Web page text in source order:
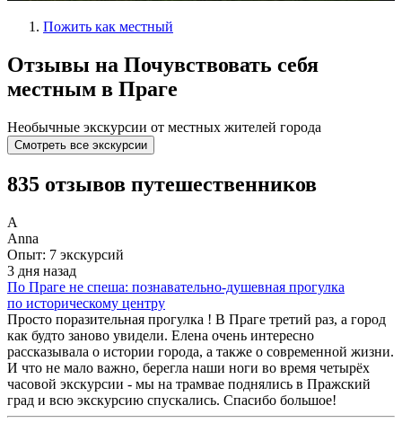
Пожить как местный
Отзывы на Почувствовать себя
местным в Праге
Необычные экскурсии от местных жителей города
Смотреть все экскурсии
835 отзывов путешественников
A
Anna
Опыт: 7 экскурсий
3 дня назад
По Праге не спеша: познавательно-душевная прогулка
по историческому центру
Просто поразительная прогулка ! В Праге третий раз, а город
как будто заново увидели. Елена очень интересно
рассказывала о истории города, а также о современной жизни.
И что не мало важно, берегла наши ноги во время четырёх
часовой экскурсии - мы на трамвае поднялись в Пражский
град и всю экскурсию спускались. Спасибо большое!